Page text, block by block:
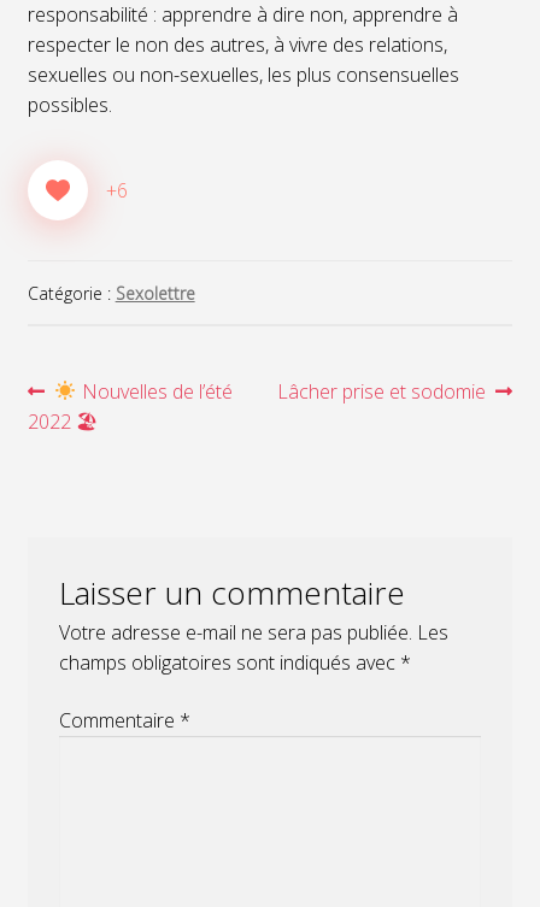
responsabilité : apprendre à dire non, apprendre à
respecter le non des autres, à vivre des relations,
sexuelles ou non-sexuelles, les plus consensuelles
possibles.
+6
Catégorie : Sexolettre
Navigation
de
Article
précédent :
Nouvelles de l’été
2022 🏖
Article
Lâcher prise et sodomie
Laisser un commentaire
Votre adresse e-mail ne sera pas publiée. Les
champs obligatoires sont indiqués avec *
Commentaire *